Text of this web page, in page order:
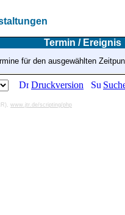
Termin / Ereignis
für den ausgewählten
Druckversion
www.jtr.de/scripting/php